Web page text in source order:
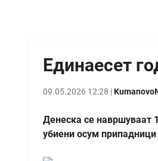
Единаесет
09.05.2026 12:28 |
Денеска се навршуваат
убиени осум